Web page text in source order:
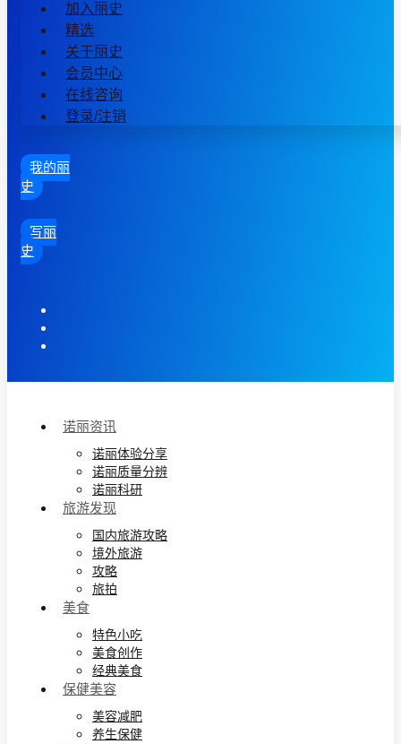
加入丽史
精选
关于丽史
会员中心
在线咨询
登录/注销
我的丽
史
写丽
史
诺丽资讯
诺丽体验分享
诺丽质量分辨
诺丽科研
旅游发现
国内旅游攻略
境外旅游
攻略
旅拍
美食
特色小吃
美食创作
经典美食
保健美容
美容减肥
养生保健